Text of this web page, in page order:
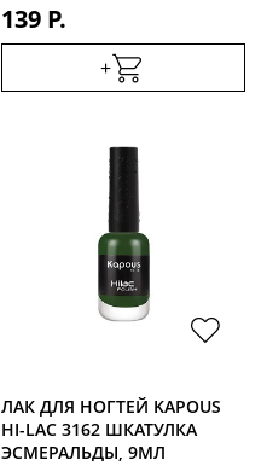
139 Р.
+
ЛАК ДЛЯ НОГТЕЙ KAPOUS
HI-LAC 3162 ШКАТУЛКА
ЭСМЕРАЛЬДЫ, 9МЛ